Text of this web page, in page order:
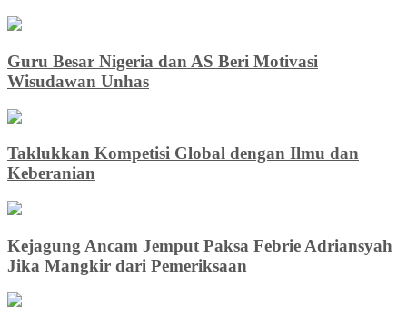
Guru Besar Nigeria dan AS Beri Motivasi
Wisudawan Unhas
Taklukkan Kompetisi Global dengan Ilmu dan
Keberanian
Kejagung Ancam Jemput Paksa Febrie Adriansyah
Jika Mangkir dari Pemeriksaan